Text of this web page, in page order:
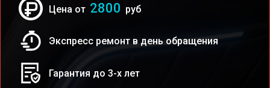
Цена от 2800 руб
Экспресс ремонт в день обращения
Гарантия до 3-х лет